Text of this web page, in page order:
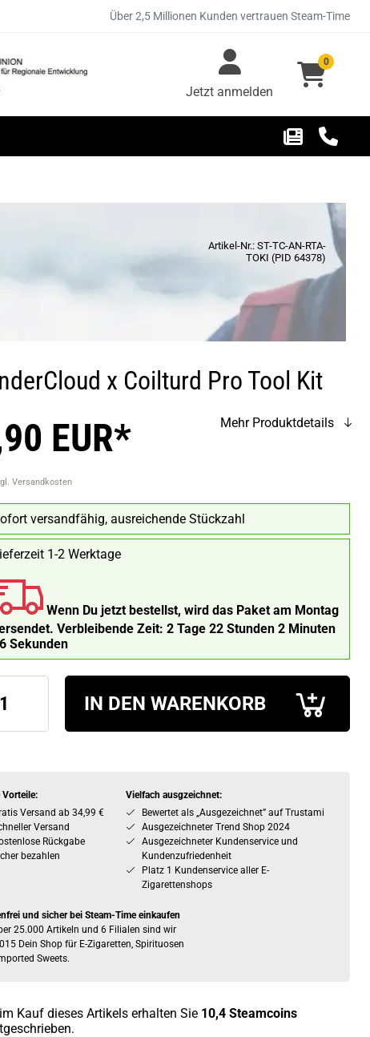
Über 2,5 Millionen Kunden vertrauen Steam-Time
Jetzt anmelden
0
Artikel-Nr.: ST-TC-AN-RTA-
TOKI (PID 64378)
x Coilturd Pro Tool Kit
EUR*
Versandkosten
Mehr Produktdetails
versandfähig, ausreichende Stückzahl
1-2 Werktage
Wenn Du jetzt bestellst, wird das Paket am Montag
Verbleibende Zeit: 2 Tage 22 Stunden 2 Minuten
Sekunden
IN DEN WARENKORB
Vorteile:
Versand ab 34,99 €
Versand
Rückgabe
bezahlen
Vielfach ausgzeichnet:
Bewertet als „Ausgezeichnet” auf Trustami
Ausgezeichneter Trend Shop 2024
Ausgezeichneter Kundenservice und
Kundenzufriedenheit
Platz 1 Kundenservice aller E-
Zigarettenshops
und sicher bei Steam-Time einkaufen
25.000 Artikeln und 6 Filialen sind wir
Dein Shop für E-Zigaretten, Spirituosen
Sweets.
Kauf dieses Artikels erhalten Sie 10,4 Steamcoins